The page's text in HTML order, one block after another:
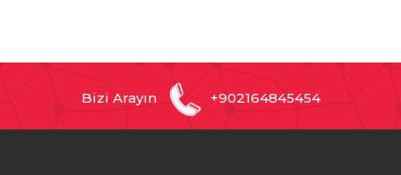
Bizi Arayın +902164845454